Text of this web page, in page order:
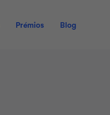
Prémios Blog